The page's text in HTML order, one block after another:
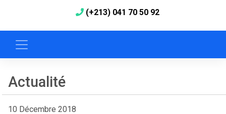
(+213) 041 70 50 92
Actualité
10 Décembre 2018